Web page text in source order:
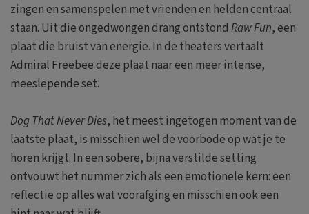
zingen en samenspelen met vrienden en helden centraal
staan. Uit die ongedwongen drang ontstond Raw Fun, een
plaat die bruist van energie. In de theaters vertaalt
Admiral Freebee deze plaat naar een meer intense,
meeslepende set.
Dog That Never Dies, het meest ingetogen moment van de
laatste plaat, is misschien wel de voorbode op wat je te
horen krijgt. In een sobere, bijna verstilde setting
ontvouwt het nummer zich als een emotionele kern: een
reflectie op alles wat voorafging en misschien ook een